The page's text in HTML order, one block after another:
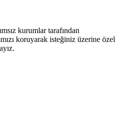
kurumlar tarafından
koruyarak isteğiniz üzerine özel